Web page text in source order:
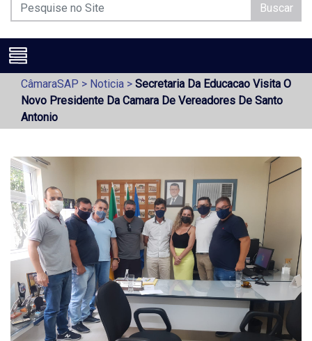
Buscar
CâmaraSAP > Noticia > Secretaria Da Educacao Visita O
Novo Presidente Da Camara De Vereadores De Santo
Antonio